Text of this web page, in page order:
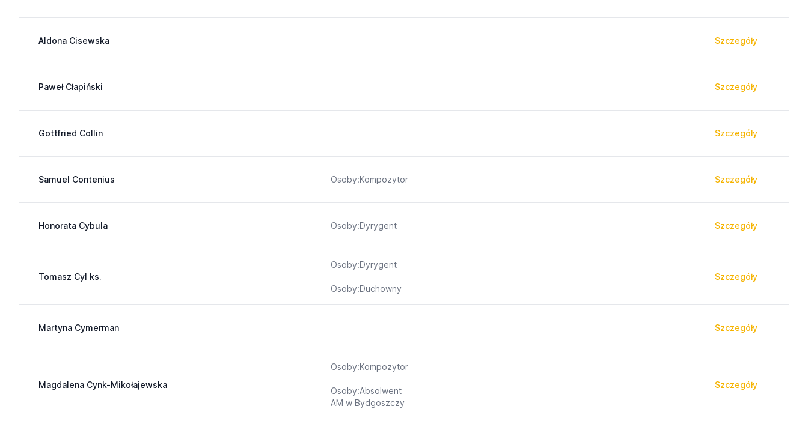
Aldona Cisewska Szczegóły
Paweł Cłapiński Szczegóły
Gottfried Collin Szczegóły
Samuel Contenius Osoby:Kompozytor Szczegóły
Honorata Cybula Osoby:Dyrygent Szczegóły
Tomasz Cyl ks.
Osoby:Dyrygent
Osoby:Duchowny
Szczegóły
Martyna Cymerman Szczegóły
Magdalena Cynk-Mikołajewska
Osoby:Kompozytor
Osoby:Absolwent
AM w Bydgoszczy
Szczegóły